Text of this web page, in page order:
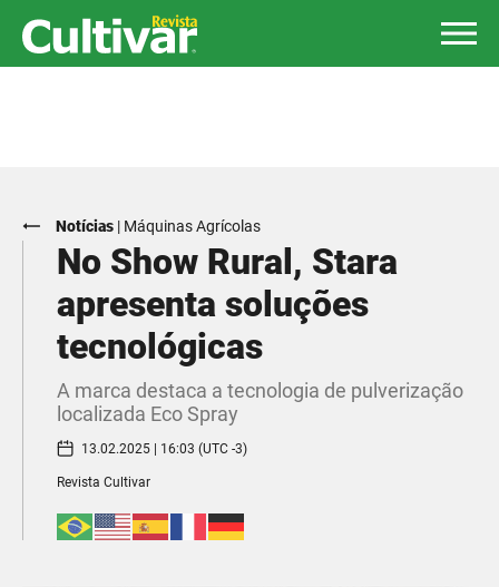
Notícias | Máquinas Agrícolas
No Show Rural, Stara
apresenta soluções
tecnológicas
A marca destaca a tecnologia de pulverização
localizada Eco Spray
13.02.2025 | 16:03 (UTC -3)
Revista Cultivar